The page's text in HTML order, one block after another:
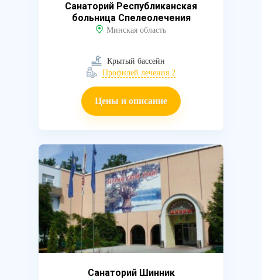
Санаторий Республиканская
больница Спелеолечения
Минская область
Крытый бассейн
Профилей лечения 2
Цены и описание
Санаторий Шинник